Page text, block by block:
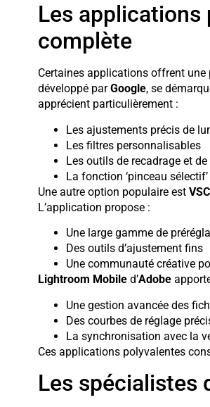
Les applications
complète
Certaines applications offrent une
développé parGoogle, se
apprécient particulièrement :
Les ajustements précis de
Les filtres personnalisables
Les outils de recadrage et
La fonction ‘pinceau
Une autre option populaire est
L’application propose :
Une large gamme de
Des outils d’ajustement fins
Une communauté créative
Lightroom Mobiled’Adobe
Une gestion avancée des
Des courbes de réglage
La synchronisation avec la
Ces applications polyvalentes
Les spécialistes